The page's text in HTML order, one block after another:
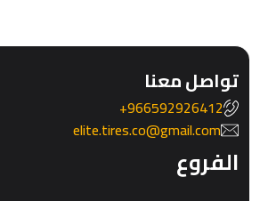
تواصل معنا
966592926412+
elite.tires.co@gmail.com
الفروع